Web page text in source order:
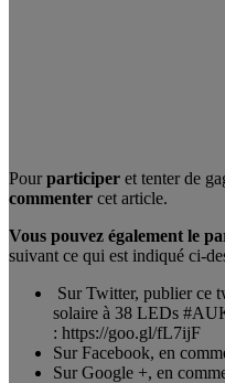
Pourparticiper et tenter de
commenter cet article.
Vous pouvez également le
suivant ce qui est indiqué ci-
Sur Twitter, publier ce
solaire à 38 LEDs
: https://goo.gl/fL7ijF
Sur Facebook, en
Sur Google +, en